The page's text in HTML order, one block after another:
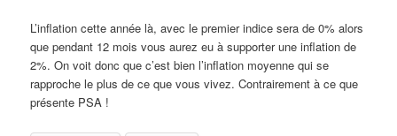
L’inflation cette année là, avec le premier indice sera de 0% alors
que pendant 12 mois vous aurez eu à supporter une inflation de
2%. On voit donc que c’est bien l’inflation moyenne qui se
rapproche le plus de ce que vous vivez. Contrairement à ce que
présente PSA !